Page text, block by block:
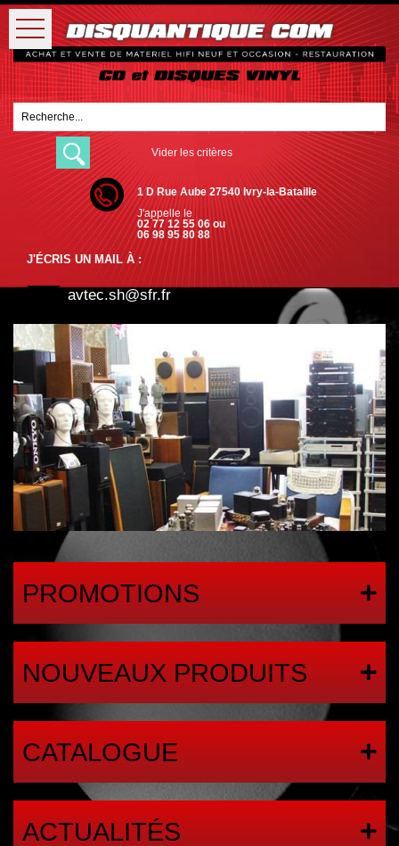
Vider les critères
1 D Rue Aube 27540 Ivry-la-Bataille
J'appelle le
02 77 12 55 06 ou
06 98 95 80 88
J'ÉCRIS UN MAIL À :
avtec.sh@sfr.fr
PROMOTIONS
NOUVEAUX PRODUITS
CATALOGUE
ACTUALITÉS